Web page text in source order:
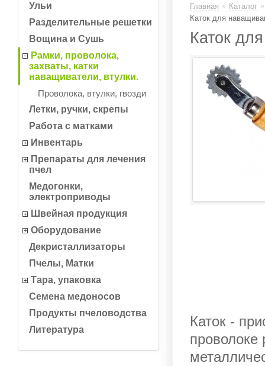
Ульи
Разделительные решетки
Вощина и Сушь
Рамки, проволока,
захваты, катки
наващиватели, втулки.
Проволока, втулки, гвозди
Летки, ручки, скрепы
Работа с матками
Инвентарь
Препараты для лечения
пчел
Медогонки,
электроприводы
Швейная продукция
Оборудование
Декристаллизаторы
Пчелы, Матки
Тара, упаковка
Семена медоносов
Продукты пчеловодства
Литература
Главная » Каталог »
Каток для
Каток
Каток -
проволоке